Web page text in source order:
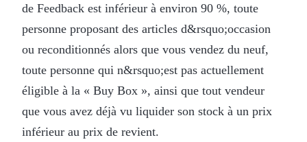
de Feedback est inférieur à environ 90 %, toute
personne proposant des articles d&rsquo;occasion
ou reconditionnés alors que vous vendez du neuf,
toute personne qui n&rsquo;est pas actuellement
éligible à la « Buy Box », ainsi que tout vendeur
que vous avez déjà vu liquider son stock à un prix
inférieur au prix de revient.